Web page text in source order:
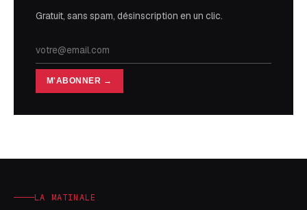
Gratuit, sans spam, désinscription en un clic.
M'ABONNER →
LA MATINALE